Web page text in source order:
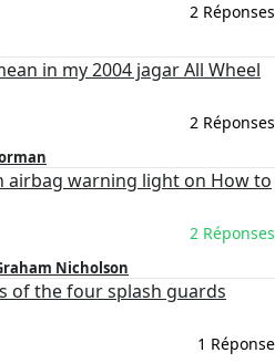
2 Réponses
in my 2004 jagar All Wheel
2 Réponses
airbag warning light on How to
2 Réponses
Nicholson
of the four splash guards
1 Réponse